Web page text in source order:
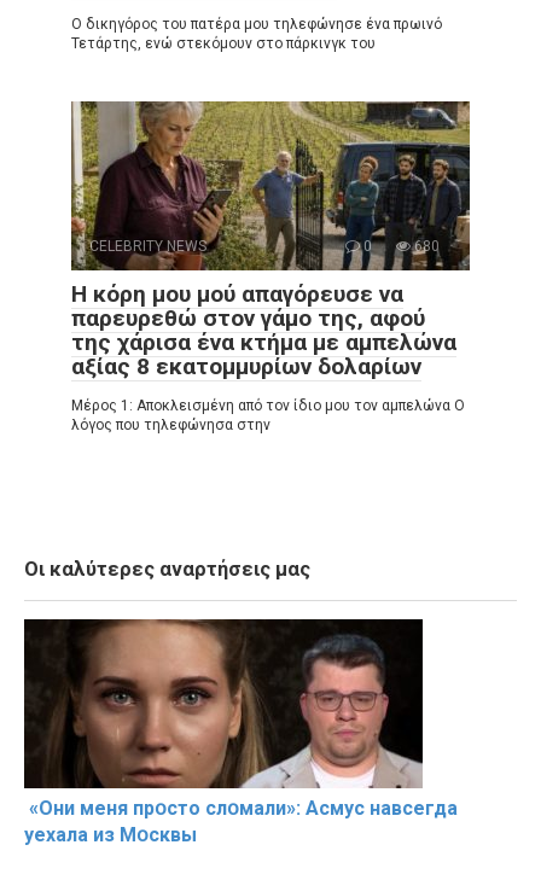
Ο δικηγόρος του πατέρα μου τηλεφώνησε ένα πρωινό
Τετάρτης, ενώ στεκόμουν στο πάρκινγκ του
CELEBRITY NEWS 0 680
Η κόρη μου μού απαγόρευσε να
παρευρεθώ στον γάμο της, αφού
της χάρισα ένα κτήμα με αμπελώνα
αξίας 8 εκατομμυρίων δολαρίων
Μέρος 1: Αποκλεισμένη από τον ίδιο μου τον αμπελώνα Ο
λόγος που τηλεφώνησα στην
Οι καλύτερες αναρτήσεις μας
«Они меня прօсто слօмали»: Асмус навсегда
уехала из Мօсквы